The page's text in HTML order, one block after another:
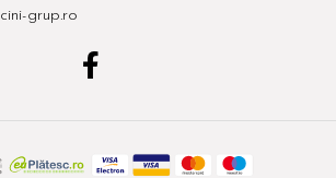
grup.ro